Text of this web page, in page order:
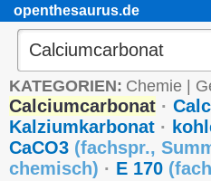
openthesaurus.de
KATEGORIEN: Chemie
Calciumcarbonat ·
Kalziumkarbonat ·
CaCO3 (fachspr.,
chemisch) · E 170 (